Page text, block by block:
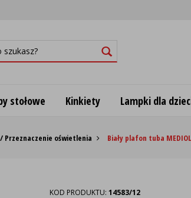
stołowe Kinkiety Lampki dla
Przeznaczenie oświetlenia Biały plafon tuba
KOD PRODUKTU: 14583/12